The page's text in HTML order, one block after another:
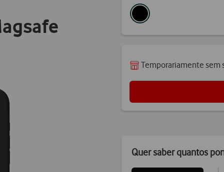
Temporariamente sem
Quer saber quantos